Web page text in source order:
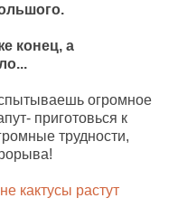
конец, а
огромное
приготовься к
трудности,
кактусы растут